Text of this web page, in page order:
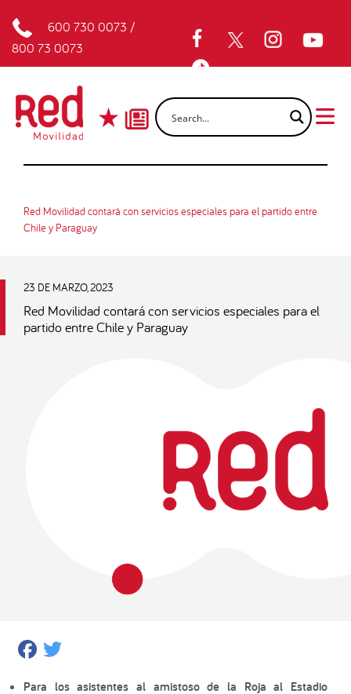
600 730 0073 /
800 73 0073
Red Movilidad contará con servicios especiales para el partido entre
Chile y Paraguay
23 DE MARZO, 2023
Red Movilidad contará con servicios especiales para el
partido entre Chile y Paraguay
Facebook
Para los asistentes al amistoso de la Roja al Estadio